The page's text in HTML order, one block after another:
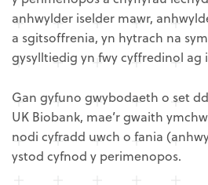
anhwylder iselder mawr,
a sgitsoffrenia, yn hytrach na
gysylltiedig yn fwy cyffredinol ag
Gan gyfuno gwybodaeth o set
UK Biobank, mae’r gwaith
nodi cyfradd uwch o fania
ystod cyfnod y perimenopos.